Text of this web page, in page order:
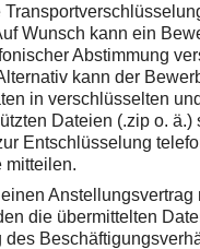
Wunsch kann ein
Abstimmung
kann der
in verschlüsselten und
Dateien (.zip o. ä.)
Entschlüsselung
mitteilen.
Anstellungsvertrag
die übermittelten
des